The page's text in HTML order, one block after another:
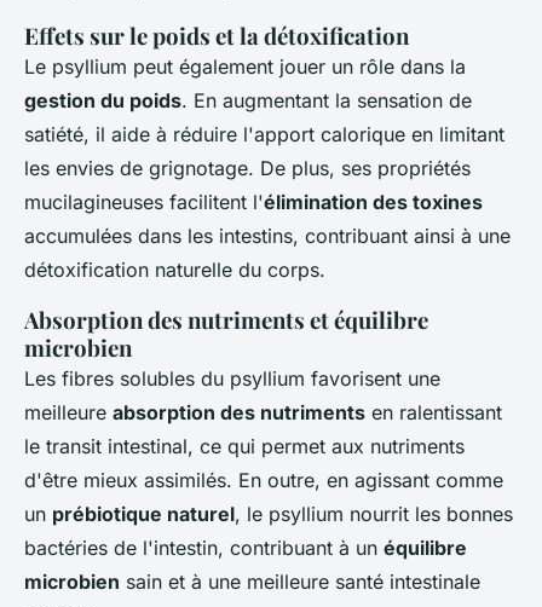
Effets sur le poids et la détoxification
Le psyllium peut également jouer un rôle dans la
gestion du poids. En augmentant la sensation de
satiété, il aide à réduire l'apport calorique en limitant
les envies de grignotage. De plus, ses propriétés
mucilagineuses facilitent l'élimination des toxines
accumulées dans les intestins, contribuant ainsi à une
détoxification naturelle du corps.
Absorption des nutriments et équilibre
microbien
Les fibres solubles du psyllium favorisent une
meilleure absorption des nutriments en ralentissant
le transit intestinal, ce qui permet aux nutriments
d'être mieux assimilés. En outre, en agissant comme
un prébiotique naturel, le psyllium nourrit les bonnes
bactéries de l'intestin, contribuant à un équilibre
microbien sain et à une meilleure santé intestinale